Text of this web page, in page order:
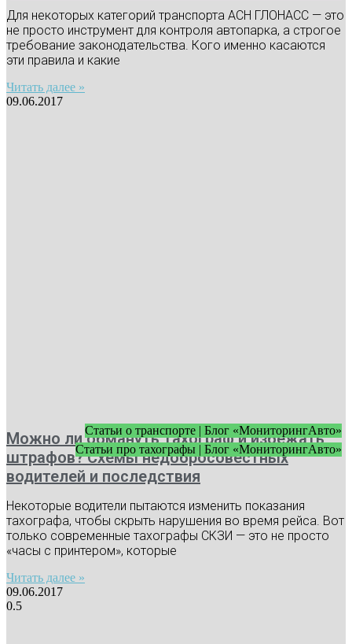
Для некоторых категорий транспорта АСН ГЛОНАСС — это
не просто инструмент для контроля автопарка, а строгое
требование законодательства. Кого именно касаются
эти правила и какие
Читать далее »
09.06.2017
Статьи о транспорте | Блог «МониторингАвто»
Статьи про тахографы | Блог «МониторингАвто»
Можно ли обмануть тахограф и избежать
штрафов? Схемы недобросовестных
водителей и последствия
Некоторые водители пытаются изменить показания
тахографа, чтобы скрыть нарушения во время рейса. Вот
только современные тахографы СКЗИ — это не просто
«часы с принтером», которые
Читать далее »
09.06.2017